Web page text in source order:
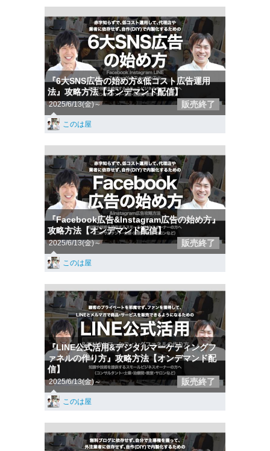
『6大SNS広告の始め方&低コスト広告運用
法』攻略方法【オンデマンド配信】
2025/6/13(金)～ 販売終了
このは屋
『Facebook広告&Instagram広告の始め方』
攻略方法【オンデマンド配信】
2025/6/13(金)～ 販売終了
このは屋
『LINE公式活用&デジタルマーケティングフ
ァネルの作り方』攻略方法【オンデマンド配
信】
2025/6/13(金)～ 販売終了
このは屋